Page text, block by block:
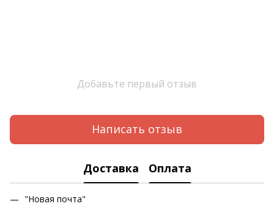
Добавьте первый отзыв
Написать отзыв
Доставка Оплата
"Новая почта"